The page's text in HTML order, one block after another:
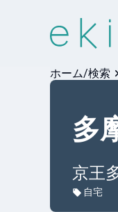
ホーム/検索
多
京王
自宅